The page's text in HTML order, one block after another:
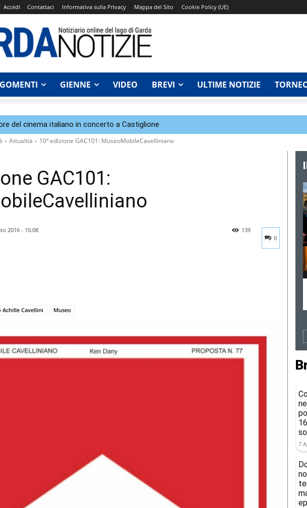
Accedi Contattaci Informativa sulla Privacy Mappa del Sito Cookie Policy (UE)
GIENNE VIDEO BREVI ULTIME NOTIZIE
del cinema italiano in concerto a Castiglione
Attualità 10ª edizione GAC101: MuseoMobileCavelliniano
GAC101:
2016 - 10.08
0
139
Achille Cavellini Museo
7